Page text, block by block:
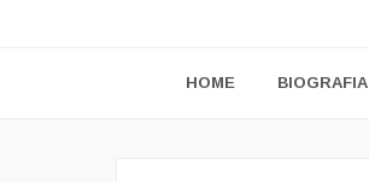
HOME BIOGRAFIA